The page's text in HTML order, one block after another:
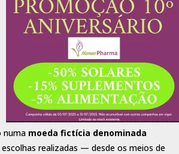
numa moeda fictícia denominada
realizadas — desde os meios de